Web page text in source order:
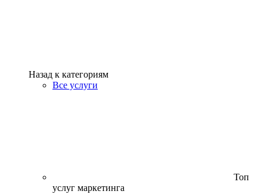
Назад к категориям
Все услуги
Топ
услуг маркетинга